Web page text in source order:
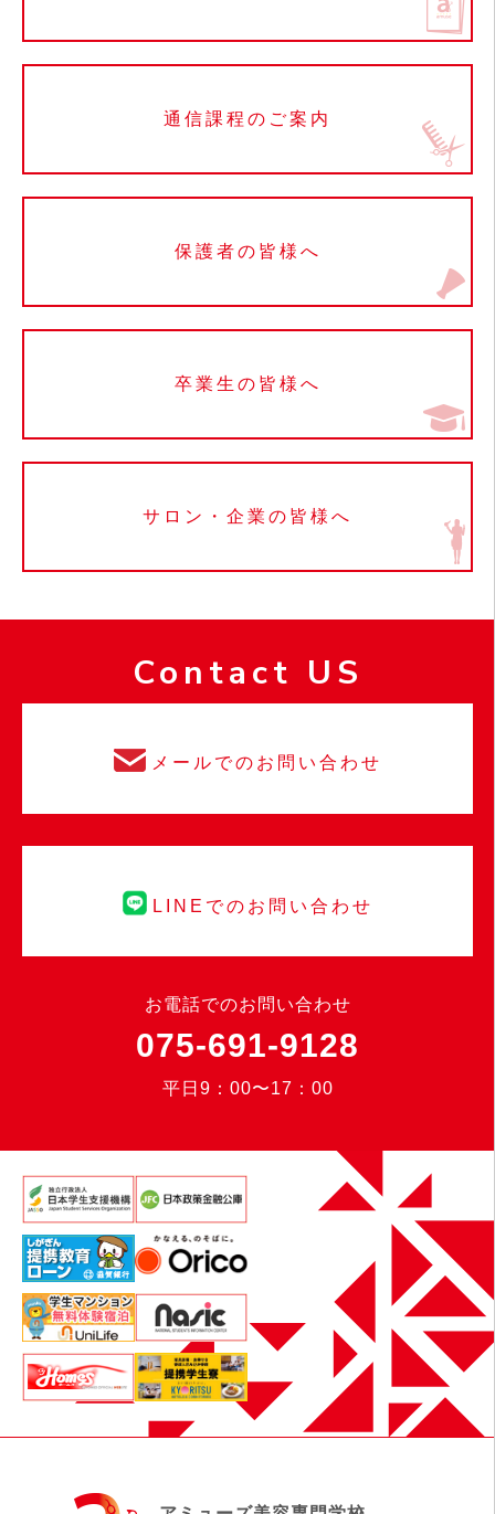
通信課程のご案内
保護者の皆様へ
卒業生の皆様へ
サロン・企業の皆様へ
Contact US
メールでのお問い合わせ
LINEでのお問い合わせ
お電話でのお問い合わせ
075-691-9128
平日9：00〜17：00